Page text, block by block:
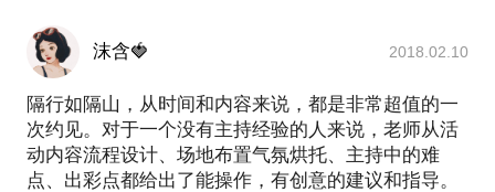
沫含🍓 2018.02.10
隔行如隔山，从时间和内容来说，都是非常超值的一
次约见。对于一个没有主持经验的人来说，老师从活
动内容流程设计、场地布置气氛烘托、主持中的难
点、出彩点都给出了能操作，有创意的建议和指导。